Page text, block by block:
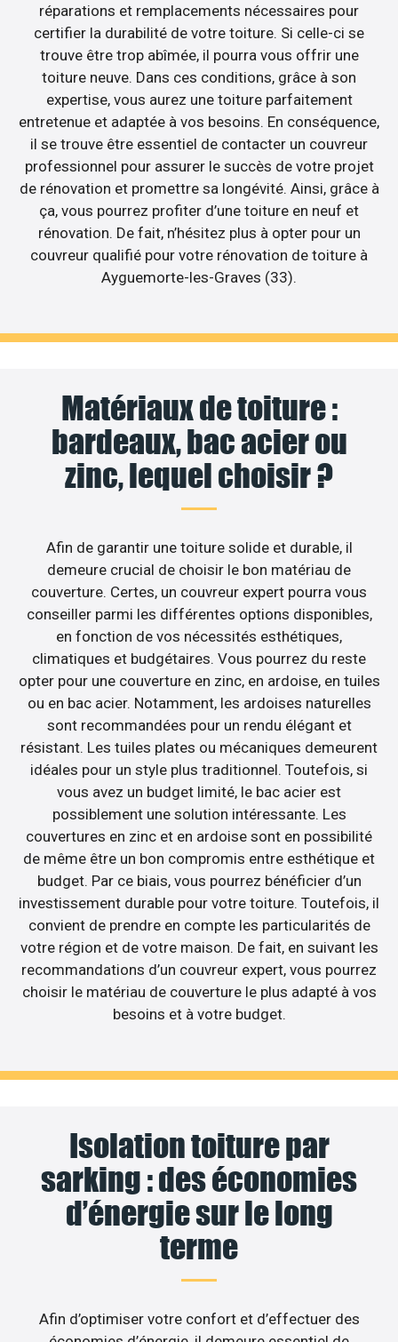
réparations et remplacements nécessaires pour
certifier la durabilité de votre toiture. Si celle-ci se
trouve être trop abîmée, il pourra vous offrir une
toiture neuve. Dans ces conditions, grâce à son
expertise, vous aurez une toiture parfaitement
entretenue et adaptée à vos besoins. En conséquence,
il se trouve être essentiel de contacter un couvreur
professionnel pour assurer le succès de votre projet
de rénovation et promettre sa longévité. Ainsi, grâce à
ça, vous pourrez profiter d’une toiture en neuf et
rénovation. De fait, n’hésitez plus à opter pour un
couvreur qualifié pour votre rénovation de toiture à
Ayguemorte-les-Graves (33).
Matériaux de toiture :
bardeaux, bac acier ou
zinc, lequel choisir ?
Afin de garantir une toiture solide et durable, il
demeure crucial de choisir le bon matériau de
couverture. Certes, un couvreur expert pourra vous
conseiller parmi les différentes options disponibles,
en fonction de vos nécessités esthétiques,
climatiques et budgétaires. Vous pourrez du reste
opter pour une couverture en zinc, en ardoise, en tuiles
ou en bac acier. Notamment, les ardoises naturelles
sont recommandées pour un rendu élégant et
résistant. Les tuiles plates ou mécaniques demeurent
idéales pour un style plus traditionnel. Toutefois, si
vous avez un budget limité, le bac acier est
possiblement une solution intéressante. Les
couvertures en zinc et en ardoise sont en possibilité
de même être un bon compromis entre esthétique et
budget. Par ce biais, vous pourrez bénéficier d’un
investissement durable pour votre toiture. Toutefois, il
convient de prendre en compte les particularités de
votre région et de votre maison. De fait, en suivant les
recommandations d’un couvreur expert, vous pourrez
choisir le matériau de couverture le plus adapté à vos
besoins et à votre budget.
Isolation toiture par
sarking : des économies
d’énergie sur le long
terme
Afin d’optimiser votre confort et d’effectuer des